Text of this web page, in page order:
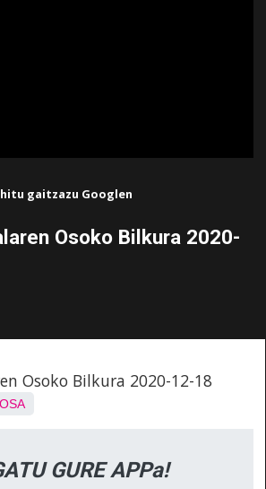
gaitzazu Googlen
Osoko Bilkura 2020-
Osoko Bilkura 2020-12-18
GURE APPa!